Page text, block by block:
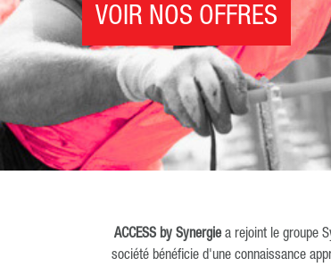
VOIR NOS OFFRES
ACCESS by Synergiea rejoint le groupe
société bénéficie d'une connaissance